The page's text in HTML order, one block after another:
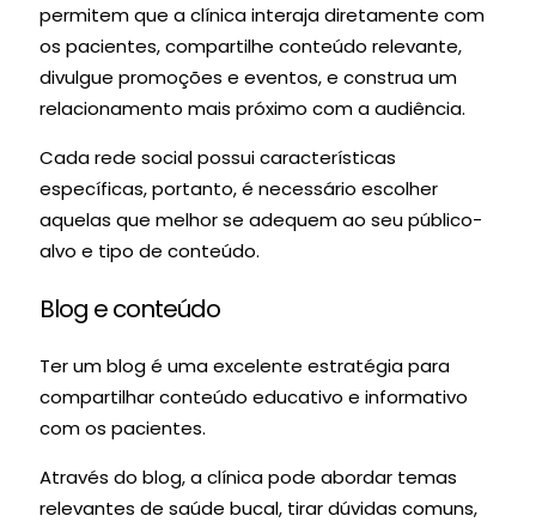
permitem que a clínica interaja diretamente com
os pacientes, compartilhe conteúdo relevante,
divulgue promoções e eventos, e construa um
relacionamento mais próximo com a audiência.
Cada rede social possui características
específicas, portanto, é necessário escolher
aquelas que melhor se adequem ao seu público-
alvo e tipo de conteúdo.
Blog e conteúdo
Ter um blog é uma excelente estratégia para
compartilhar conteúdo educativo e informativo
com os pacientes.
Através do blog, a clínica pode abordar temas
relevantes de saúde bucal, tirar dúvidas comuns,